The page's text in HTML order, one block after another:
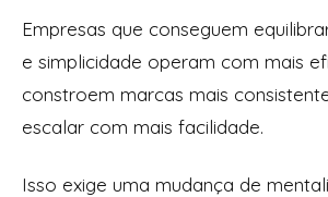
Empresas que conseguem
e simplicidade operam com mais
constroem marcas mais
escalar com mais facilidade.
Isso exige uma mudança de